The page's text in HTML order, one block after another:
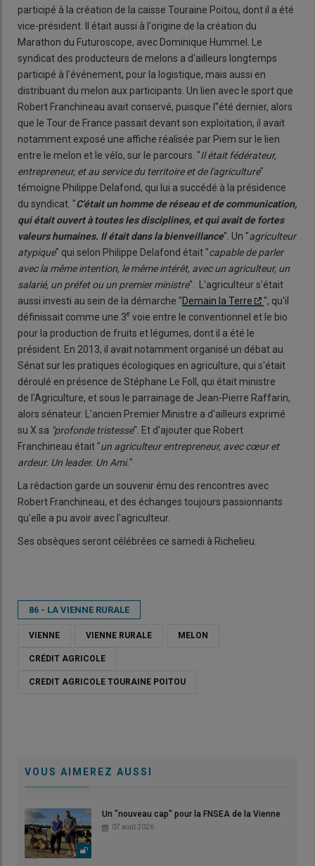
participé à la création de la caisse Touraine Poitou, dont il a été
vice-président. Il était aussi à l'origine de la création du
Marathon du Futuroscope, avec Dominique Hummel. Le
syndicat des producteurs de melons a d'ailleurs longtemps
participé à l'événement, pour la logistique, mais aussi en
distribuant du melon aux participants. Un lien avec le sport que
Robert Franchineau avait conservé, puisque l''été dernier, alors
que le Tour de France passait devant son exploitation, il avait
notamment exposé une affiche réalisée par Piem sur le lien
entre le melon et le vélo, sur le parcours. "Il était fédérateur,
entrepreneur, et au service du territoire et de l'agriculture"
témoigne Philippe Delafond, qui lui a succédé à la présidence
du syndicat. "C'était un homme de réseau et de communication,
qui était ouvert à toutes les disciplines, et qui avait de fortes
valeurs humaines. Il était dans la bienveillance". Un "agriculteur
atypique" qui selon Philippe Delafond était "capable de parler
avec la même intention, le même intérêt, avec un agriculteur, un
salarié, un préfet ou un premier ministre". L'agriculteur s'était
aussi investi au sein de la démarche "Demain la Terre
", qu'il
définissait comme une 3e voie entre le conventionnel et le bio
pour la production de fruits et légumes, dont il a été le
président. En 2013, il avait notamment organisé un débat au
Sénat sur les pratiques écologiques en agriculture, qui s'était
déroulé en présence de Stéphane Le Foll, qui était ministre
de l'Agriculture, et sous le parrainage de Jean-Pierre Raffarin,
alors sénateur. L'ancien Premier Ministre a d'ailleurs exprimé
su X sa "profonde tristesse". Et d'ajouter que Robert
Franchineau était "un agriculteur entrepreneur, avec cœur et
ardeur. Un leader. Un Ami."
La rédaction garde un souvenir ému des rencontres avec
Robert Franchineau, et des échanges toujours passionnants
qu'elle a pu avoir avec l'agriculteur.
Ses obsèques seront célébrées ce samedi à Richelieu.
86 - LA VIENNE RURALE
VIENNE VIENNE RURALE MELON
CRÉDIT AGRICOLE
CREDIT AGRICOLE TOURAINE POITOU
VOUS AIMEREZ AUSSI
Un "nouveau cap" pour la FNSEA de la Vienne
07 août 2026